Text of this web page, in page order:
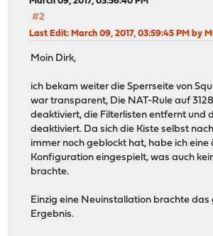
#2
Last Edit: March 09, 2017, 03:59:45 PM by
Moin Dirk,
ich bekam weiter die Sperrseite von
war transparent, Die NAT-Rule auf
deaktiviert, die Filterlisten entfernt und
deaktiviert. Da sich die Kiste selbst
immer noch geblockt hat, habe ich eine
Konfiguration eingespielt, was auch
brachte.
Einzig eine Neuinstallation brachte das
Ergebnis.